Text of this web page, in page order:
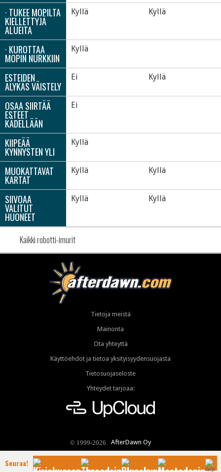
· TUKEE MOPILTA
KIELLETTYJÄ
ALUEITA
Kyllä Kyllä
· KUROTTAA
MOPIN NURKKIIN
Kyllä
ESTEIDEN
ÄLYKÄS VÄISTELY
Ei Kyllä
OSAA SIIRTÄÄ
ESTEET
KÄDELLÄÄN
Ei
KIIPEÄÄ
KYNNYSTEN YLI
Kyllä
MUOKATTAVAT
KARTAT
Kyllä Kyllä
SIIVOAA
VALITUT
HUONEET
Kyllä Kyllä
Kaikki robotti-imurit
Tietoja meistä
Mainonta
Ota yhteyttä
Käyttöehdot ja tietoa yksityisyydensuojasta
Tietosuojaseloste
Yhteydet tarjoaa:
© 1999-2026 AfterDawn Oy
Seuraa!